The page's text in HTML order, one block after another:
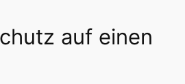
auf einen